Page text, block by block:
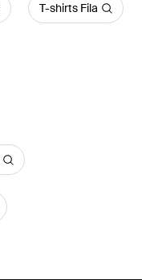
T-shirts Fila